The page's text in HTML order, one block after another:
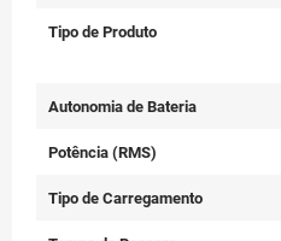
Tipo de Produto
Autonomia de Bateria
Potência (RMS)
Tipo de Carregamento